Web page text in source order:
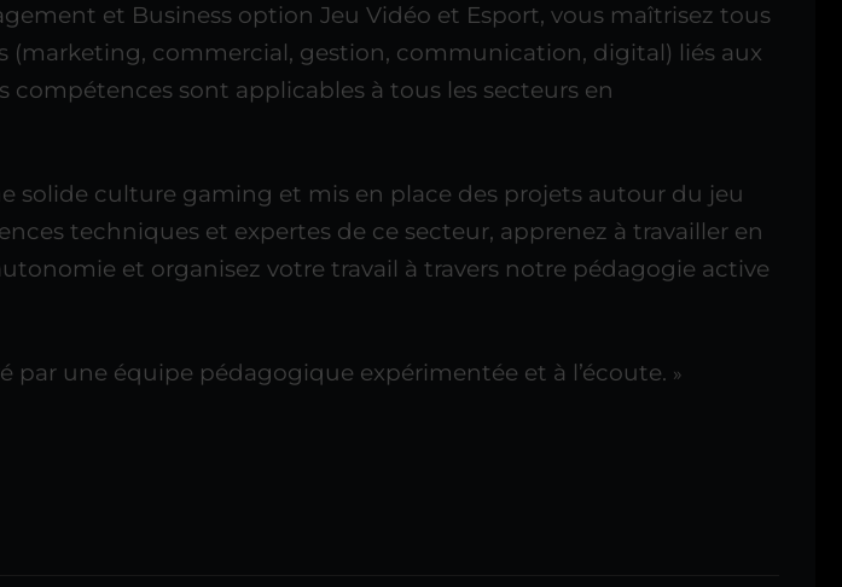
et Business option Jeu Vidéo et Esport, vous maîtrisez tous
(marketing, commercial, gestion, communication, digital) liés aux
compétences sont applicables à tous les secteurs en
solide culture gaming et mis en place des projets autour du jeu
techniques et expertes de ce secteur, apprenez à travailler en
et organisez votre travail à travers notre pédagogie active
par une équipe pédagogique expérimentée et à l’écoute. »